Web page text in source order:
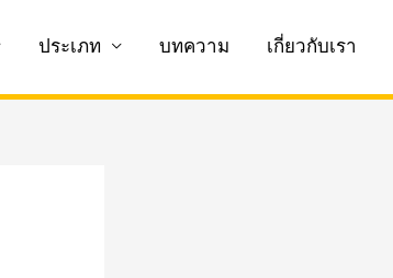
ประเภท บทความ เกี่ยวกับเรา